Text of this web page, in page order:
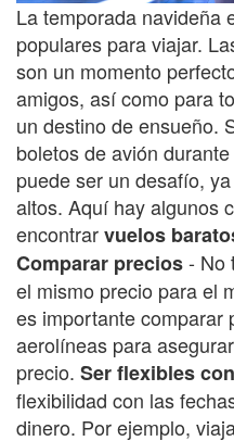
La temporada navideña
populares para viajar.
son un momento
amigos, así como para
un destino de ensueño.
boletos de avión
puede ser un desafío,
altos. Aquí hay algunos
encontrarvuelos
Comparar precios- No
el mismo precio para el
es importante comparar
aerolíneas para
precio. Ser flexibles
flexibilidad con las
dinero. Por ejemplo,